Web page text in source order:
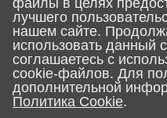
Главная Поиск Корзина
файлы в целях
лучшего
нашем сайте.
использовать данный
соглашаетесь с
cookie-файлов. Для
дополнительной
Политика Cookie.